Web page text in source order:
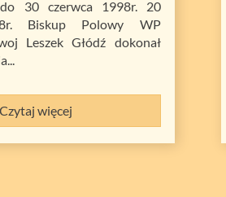
30 czerwca 1998r. 20
Biskup Polowy WP
Leszek Głódź dokonał
Czytaj więcej